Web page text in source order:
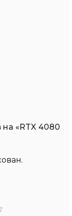
на «RTX 4080